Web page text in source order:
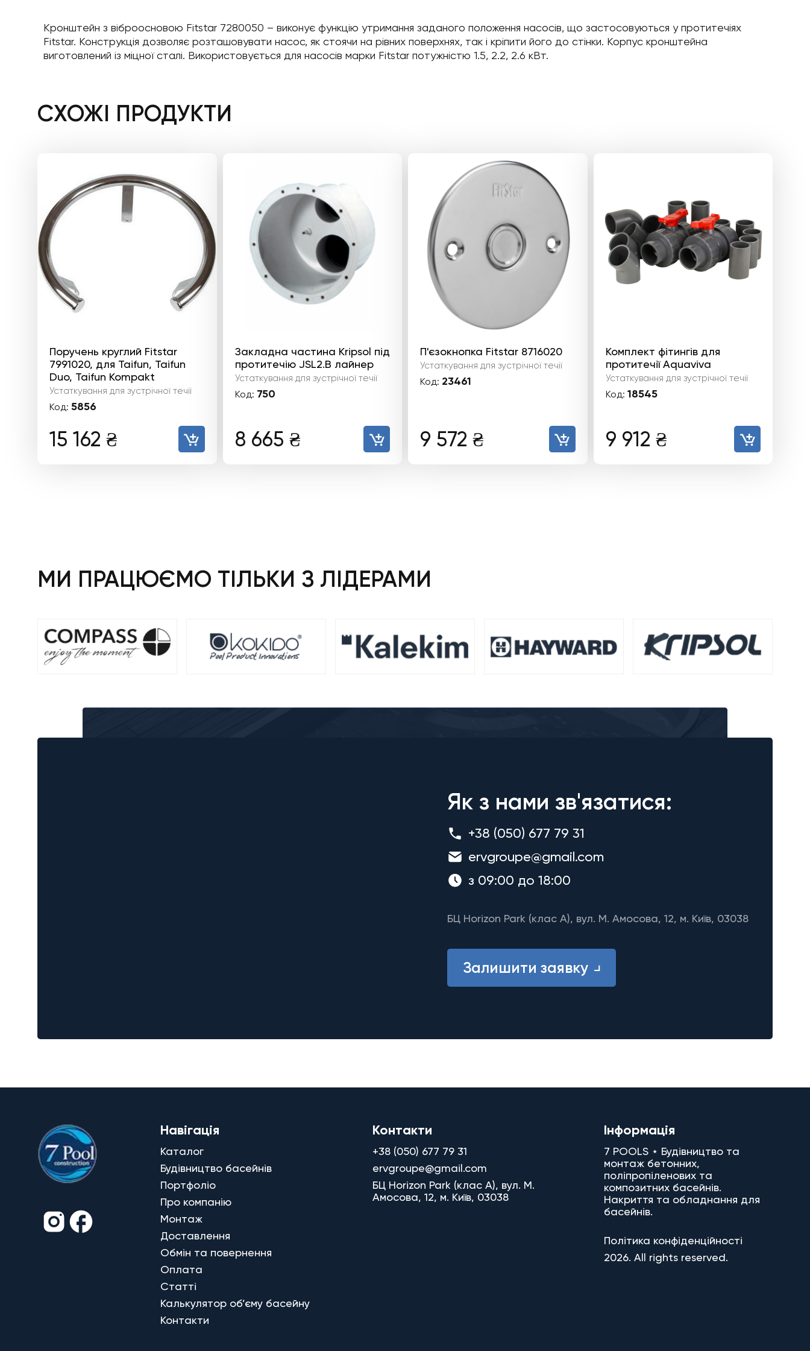
Кронштейн з віброосновою Fitstar 7280050 – виконує функцію утримання заданого положення насосів, що застосовуються у протитечіях
Fitstar. Конструкція дозволяє розташовувати насос, як стоячи на рівних поверхнях, так і кріпити його до стінки. Корпус кронштейна
виготовлений із міцної сталі. Використовується для насосів марки Fitstar потужністю 1.5, 2.2, 2.6 кВт.
СХОЖІ ПРОДУКТИ
Поручень круглий Fitstar
7991020, для Taifun, Taifun
Duo, Taifun Kompakt
Устаткування для зустрічної течії
Код: 5856
15 162 ₴
Закладна частина Kripsol під
протитечію JSL2.B лайнер
Устаткування для зустрічної течії
Код: 750
8 665 ₴
П'єзокнопка Fitstar 8716020
Устаткування для зустрічної течії
Код: 23461
9 572 ₴
Комплект фітингів для
протитечії Aquaviva
Устаткування для зустрічної течії
Код: 18545
9 912 ₴
МИ ПРАЦЮЄМО ТІЛЬКИ З ЛІДЕРАМИ
Як з нами зв'язатися:
+38 (050) 677 79 31
ervgroupe@gmail.com
з 09:00 до 18:00
БЦ Horizon Park (клас A), вул. М. Амосова, 12, м. Київ, 03038
Залишити заявку
Навігація
Каталог
Будівництво басейнів
Портфоліо
Про компанію
Монтаж
Доставлення
Обмін та повернення
Оплата
Статті
Калькулятор об’єму басейну
Контакти
Контакти
+38 (050) 677 79 31
ervgroupe@gmail.com
БЦ Horizon Park (клас A), вул. М.
Амосова, 12, м. Київ, 03038
Інформація
7 POOLS ⋆ Будівництво та
монтаж бетонних,
поліпропіленових та
композитних басейнів.
Накриття та обладнання для
басейнів.
Політика конфіденційності
2026. All rights reserved.